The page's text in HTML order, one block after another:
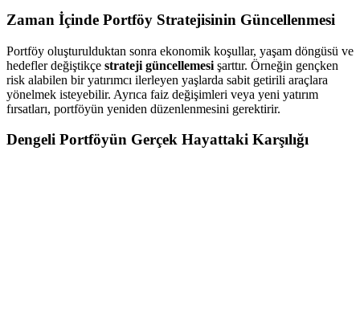
Zaman İçinde Portföy Stratejisinin Güncellenmesi
Portföy oluşturulduktan sonra ekonomik koşullar, yaşam döngüsü ve
hedefler değiştikçe strateji güncellemesi şarttır. Örneğin gençken
risk alabilen bir yatırımcı ilerleyen yaşlarda sabit getirili araçlara
yönelmek isteyebilir. Ayrıca faiz değişimleri veya yeni yatırım
fırsatları, portföyün yeniden düzenlenmesini gerektirir.
Dengeli Portföyün Gerçek Hayattaki Karşılığı